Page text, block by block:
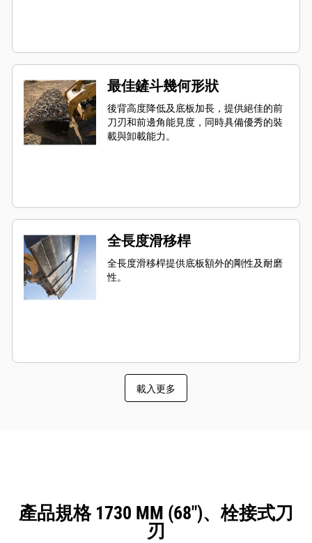
最佳鏟斗幾何形狀
後背高度降低及底板加長，提供絕佳的前
刀刃和前邊角能見度，同時具備優秀的裝
載與卸載能力。
全長度滑移桿
全長度滑移桿提供底板額外的剛性及耐磨
性。
載入更多
產品規格 1730 MM (68")、栓接式刀
刃